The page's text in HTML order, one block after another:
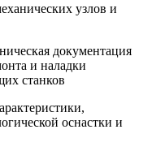
узлов и
документация
и наладки
станков
оснастки и